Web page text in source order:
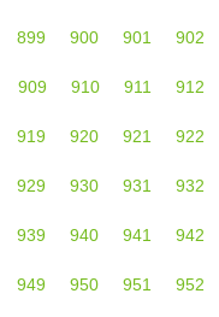
899 900 901 902
909 910 911 912
919 920 921 922
929 930 931 932
939 940 941 942
949 950 951 952